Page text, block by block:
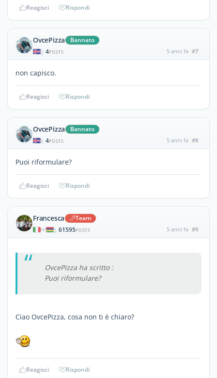
Reagisci Rispondi
OvcePizza Bannato
| 4POSTS 5 anni fa #7
non capisco.
Reagisci Rispondi
OvcePizza Bannato
| 4POSTS 5 anni fa #8
Puoi riformulare?
Reagisci Rispondi
Francesca Team
| 61595POSTS 5 anni fa #9
OvcePizza ha scritto :
Puoi riformulare?
Ciao OvcePizza, cosa non ti è chiaro?
Reagisci Rispondi